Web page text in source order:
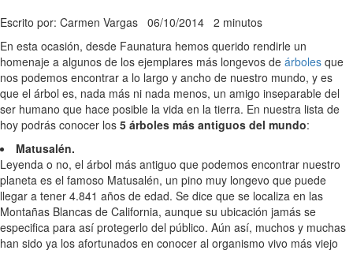
Escrito por: Carmen Vargas 06/10/2014 2 minutos
En esta ocasión, desde Faunatura hemos querido rendirle un
homenaje a algunos de los ejemplares más longevos de árboles que
nos podemos encontrar a lo largo y ancho de nuestro mundo, y es
que el árbol es, nada más ni nada menos, un amigo inseparable del
ser humano que hace posible la vida en la tierra. En nuestra lista de
hoy podrás conocer los 5 árboles más antiguos del mundo:
Matusalén.
Leyenda o no, el árbol más antiguo que podemos encontrar nuestro
planeta es el famoso Matusalén, un pino muy longevo que puede
llegar a tener 4.841 años de edad. Se dice que se localiza en las
Montañas Blancas de California, aunque su ubicación jamás se
especifica para así protegerlo del público. Aún así, muchos y muchas
han sido ya los afortunados en conocer al organismo vivo más viejo